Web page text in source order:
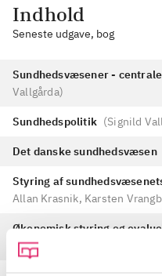
Indhold
Seneste udgave, bog
Sundhedsvæsener -
Vallgårda)
Sundhedspolitik (Signild
Det danske sundhedsvæsen
Styring af
Allan Krasnik, Karsten
Økonomisk styring og
Okkels Birk, Terkel